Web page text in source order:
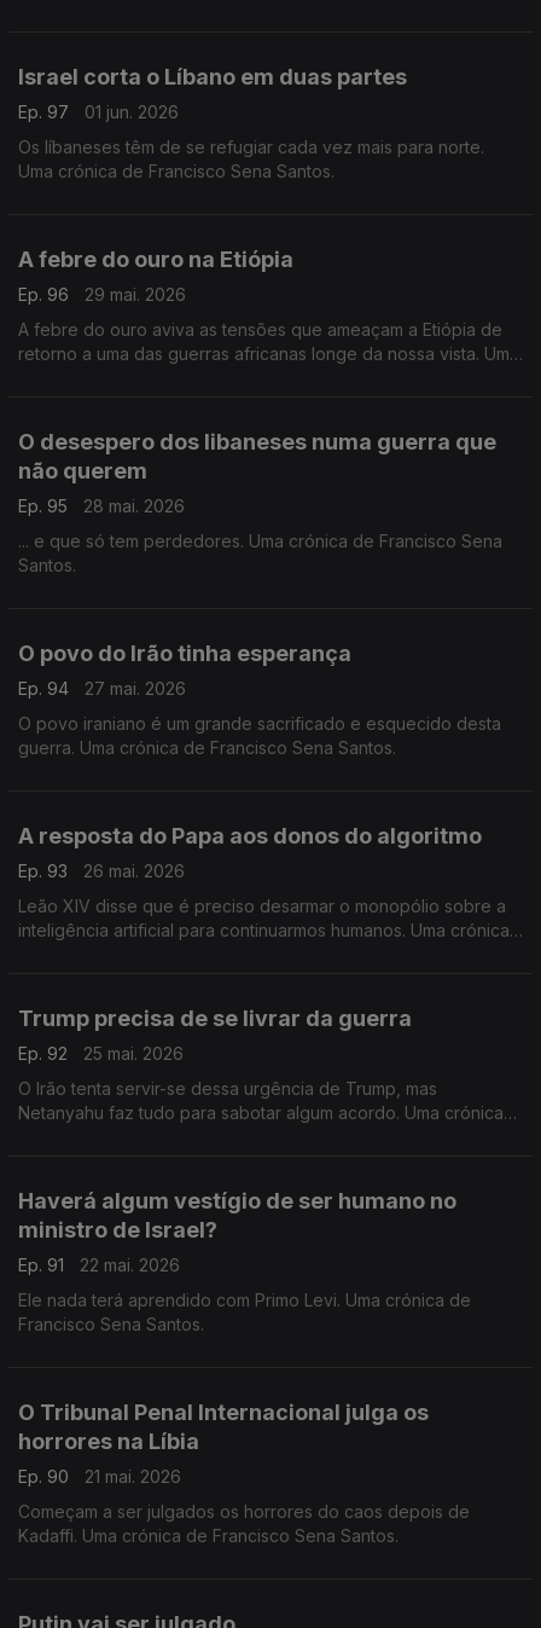
Israel corta o Líbano em duas partes
Ep. 97
01 jun. 2026
Os líbaneses têm de se refugiar cada vez mais para norte.
Uma crónica de Francisco Sena Santos.
A febre do ouro na Etiópia
Ep. 96
29 mai. 2026
A febre do ouro aviva as tensões que ameaçam a Etiópia de
retorno a uma das guerras africanas longe da nossa vista. Uma
O desespero dos libaneses numa guerra que
não querem
Ep. 95
28 mai. 2026
... e que só tem perdedores. Uma crónica de Francisco Sena
Santos.
O povo do Irão tinha esperança
Ep. 94
27 mai. 2026
O povo iraniano é um grande sacrificado e esquecido desta
guerra. Uma crónica de Francisco Sena Santos.
A resposta do Papa aos donos do algoritmo
Ep. 93
26 mai. 2026
Leão XIV disse que é preciso desarmar o monopólio sobre a
inteligência artificial para continuarmos humanos. Uma crónica
Trump precisa de se livrar da guerra
Ep. 92
25 mai. 2026
O Irão tenta servir-se dessa urgência de Trump, mas
Netanyahu faz tudo para sabotar algum acordo. Uma crónica
Haverá algum vestígio de ser humano no
ministro de Israel?
Ep. 91
22 mai. 2026
Ele nada terá aprendido com Primo Levi. Uma crónica de
Francisco Sena Santos.
O Tribunal Penal Internacional julga os
horrores na Líbia
Ep. 90
21 mai. 2026
Começam a ser julgados os horrores do caos depois de
Kadaffi. Uma crónica de Francisco Sena Santos.